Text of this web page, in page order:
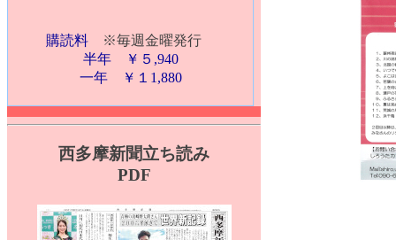
購読料
※毎週金曜発行
半年 ￥５,940
一年 ￥１1,880
西多摩新聞立ち読み
PDF